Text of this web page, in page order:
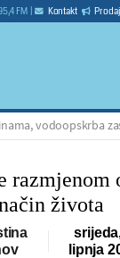
FM Kontakt
vodoopskrba zasad
razmjenom
života
lipnja